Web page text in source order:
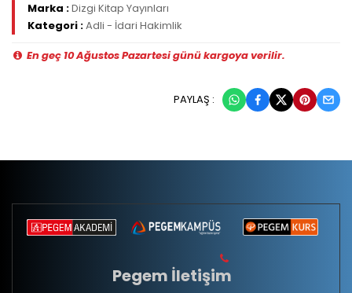
Marka :Dizgi Kitap Yayınları
Kategori :Adli - İdari Hakimlik
En geç 10 Ağustos Pazartesi günü kargoya verilir.
PAYLAŞ :
Pegem İletişim